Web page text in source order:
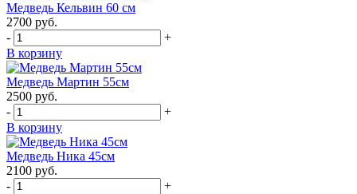
Медведь Кельвин 60 см
2700 руб.
-
+
В корзину
Медведь Мартин 55см
2500 руб.
-
+
В корзину
Медведь Ника 45см
2100 руб.
-
+